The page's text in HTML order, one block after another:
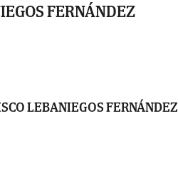
FERNÁNDEZ
LEBANIEGOS FERNÁNDEZ